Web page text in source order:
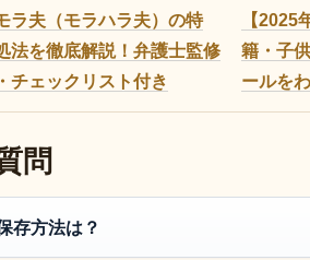
ラ夫（モラハラ夫）の特
法を徹底解説！弁護士監修
チェックリスト付き
【2025
籍・子
ールを
問
存方法は？